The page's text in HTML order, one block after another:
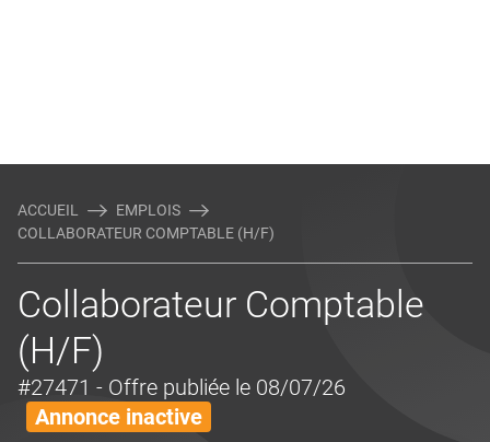
ACCUEIL
EMPLOIS
COLLABORATEUR COMPTABLE (H/F)
Collaborateur Comptable
(H/F)
#27471 - Offre publiée le 08/07/26
Annonce inactive